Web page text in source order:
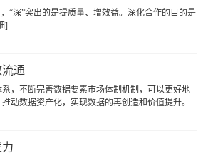
“深”突出的是提质量、增效益。深化合作的目的是
]
通
，不断完善数据要素市场体制机制，可以更好地
动数据资产化，实现数据的再创造和价值提升。